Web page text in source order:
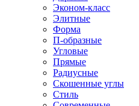
Эконом-класс
Элитные
Форма
П-образные
Угловые
Прямые
Радиусные
Скошенные углы
Стиль